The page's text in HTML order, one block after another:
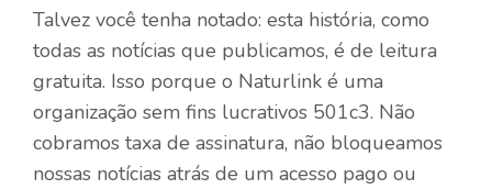
Talvez você tenha notado: esta história, como
todas as notícias que publicamos, é de leitura
gratuita. Isso porque o Naturlink é uma
organização sem fins lucrativos 501c3. Não
cobramos taxa de assinatura, não bloqueamos
nossas notícias atrás de um acesso pago ou